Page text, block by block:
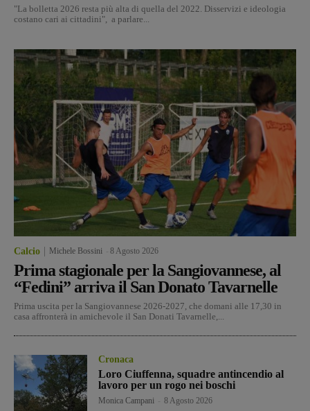
"La bolletta 2026 resta più alta di quella del 2022. Disservizi e ideologia
costano cari ai cittadini", a parlare...
Calcio Michele Bossini 8 Agosto 2026
Prima stagionale per la Sangiovannese, al
“Fedini” arriva il San Donato Tavarnelle
Prima uscita per la Sangiovannese 2026-2027, che domani alle 17,30 in
casa affronterà in amichevole il San Donati Tavarnelle,...
Cronaca
Loro Ciuffenna, squadre antincendio al
lavoro per un rogo nei boschi
Monica Campani 8 Agosto 2026